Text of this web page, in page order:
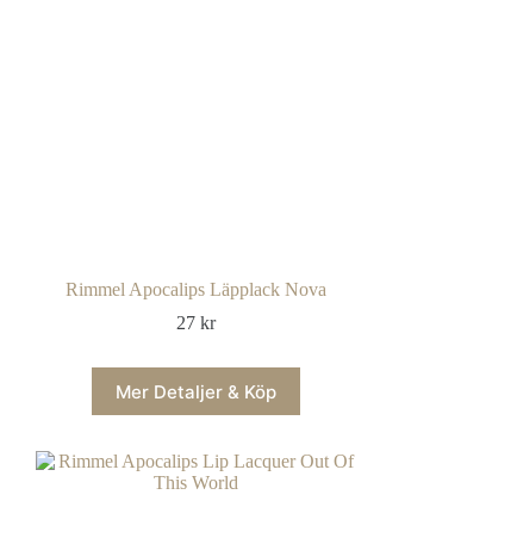
Rimmel Apocalips Läpplack Nova
27kr
Mer Detaljer & Köp